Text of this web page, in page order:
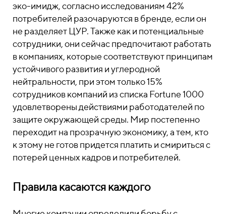
эко-имидж, согласно исследованиям 42%
потребителей разочаруются в бренде, если он
не разделяет ЦУР. Также как и потенциальные
сотрудники, они сейчас предпочитают работать
в компаниях, которые соответствуют принципам
устойчивого развития и углеродной
нейтральности, при этом только 15%
сотрудников компаний из списка Fortune 1000
удовлетворены действиями работодателей по
защите окружающей среды. Мир постепенно
переходит на прозрачную экономику, а тем, кто
к этому не готов придется платить и смириться с
потерей ценных кадров и потребителей.
Правила касаются каждого